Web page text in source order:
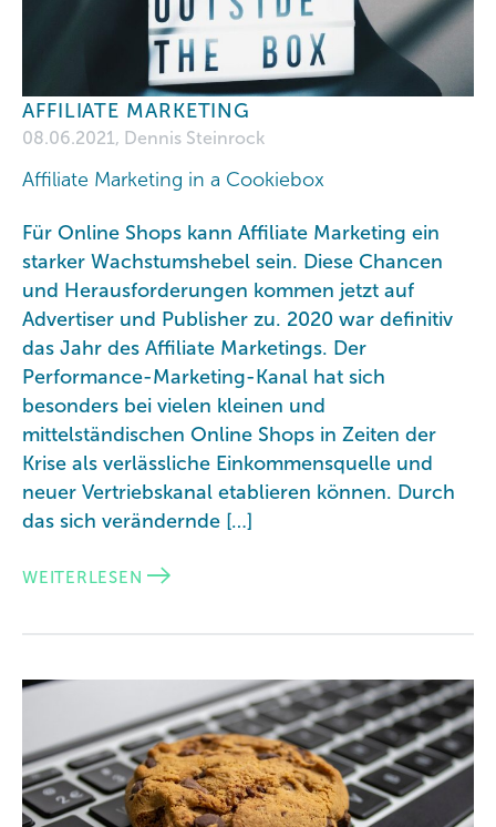
AFFILIATE MARKETING
08.06.2021, Dennis Steinrock
Affiliate Marketing in a Cookiebox
Für Online Shops kann Affiliate Marketing ein
starker Wachstumshebel sein. Diese Chancen
und Herausforderungen kommen jetzt auf
Advertiser und Publisher zu. 2020 war definitiv
das Jahr des Affiliate Marketings. Der
Performance-Marketing-Kanal hat sich
besonders bei vielen kleinen und
mittelständischen Online Shops in Zeiten der
Krise als verlässliche Einkommensquelle und
neuer Vertriebskanal etablieren können. Durch
das sich verändernde […]
WEITERLESEN